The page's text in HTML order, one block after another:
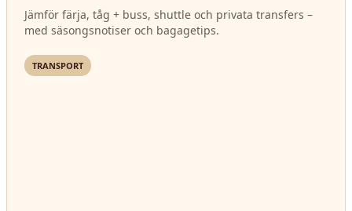
Jämför färja, tåg + buss, shuttle och privata transfers –
med säsongsnotiser och bagagetips.
TRANSPORT